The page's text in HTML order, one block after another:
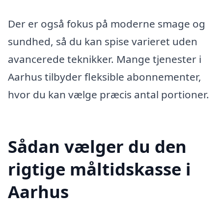
Der er også fokus på moderne smage og
sundhed, så du kan spise varieret uden
avancerede teknikker. Mange tjenester i
Aarhus tilbyder fleksible abonnementer,
hvor du kan vælge præcis antal portioner.
Sådan vælger du den
rigtige måltidskasse i
Aarhus